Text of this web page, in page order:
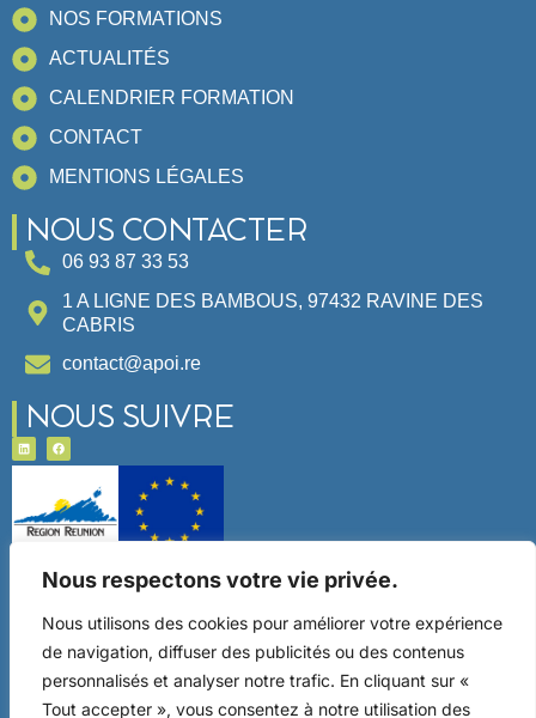
Nous respectons votre vie privée.
Nous utilisons des cookies pour améliorer votre expérience
de navigation, diffuser des publicités ou des contenus
personnalisés et analyser notre trafic. En cliquant sur «
Tout accepter », vous consentez à notre utilisation des
NOS FORMATIONS
ACTUALITÉS
CALENDRIER FORMATION
CONTACT
MENTIONS LÉGALES
NOUS CONTACTER
06 93 87 33 53
1 A LIGNE DES BAMBOUS, 97432 RAVINE DES
CABRIS
contact@apoi.re
NOUS SUIVRE
Ce site a été financé par l’Union Européenne dans le
cadre du programme FEDER-FSE+ Réunion dont
l’Autorité de gestion est la Région Réunion. L’Europe
s’engage à La Réunion avec le fonds FEDER.